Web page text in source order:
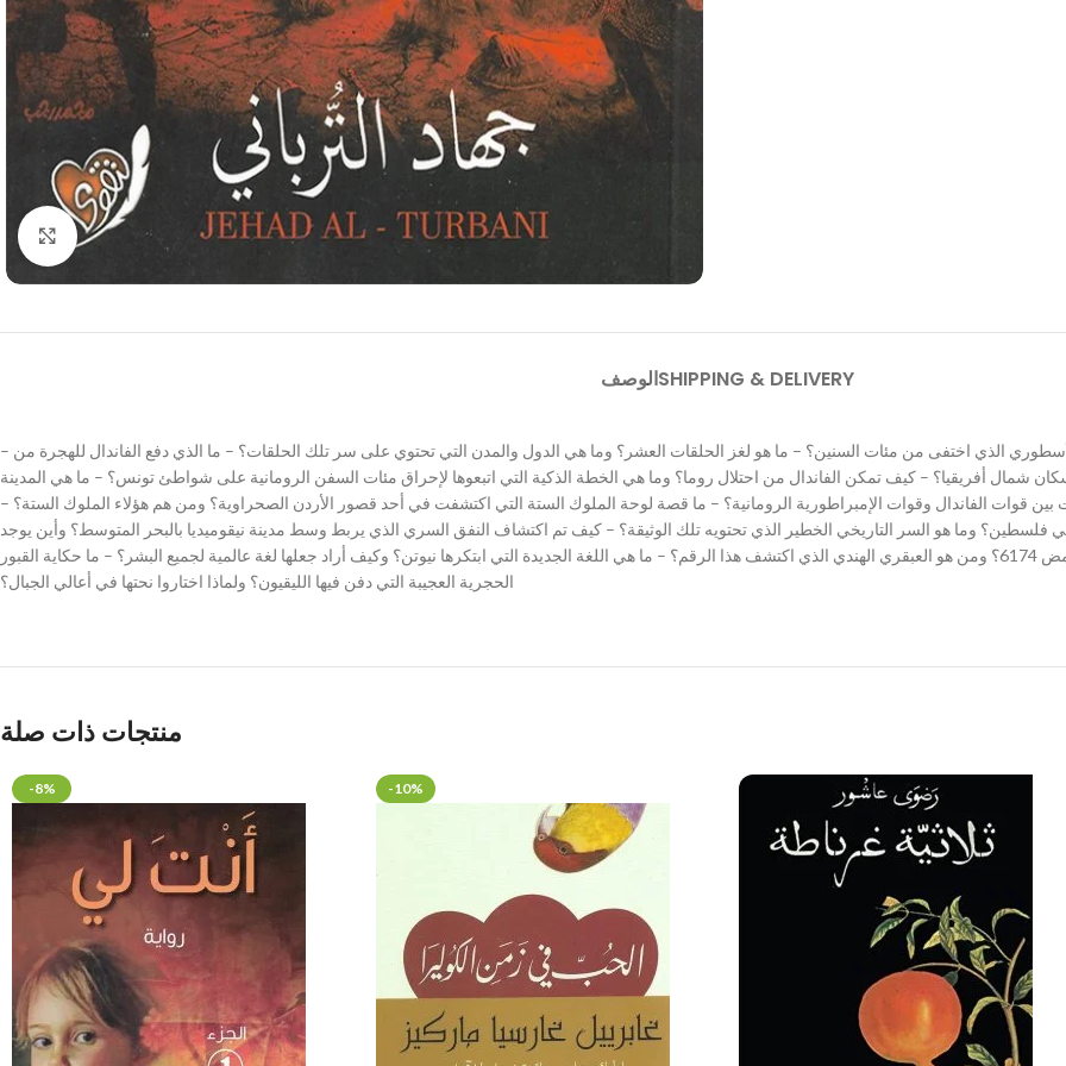
Click to enlarge
الوصفSHIPPING & DELIVERY
– من هم الفاندال؟ وما هي حربهم؟ وما مصير كنزهم الأسطوري الذي اختفى من مئات السنين؟ – ما هو لغز الحلقات العشر؟ وما هي الدول والمدن التي تحتوي على سر تلك الحلقات؟ – ما الذي دفع الفاندال للهجرة من
شمال أفريقيا؟ – كيف تمكن الفاندال من احتلال روما؟ وما هي الخطة الذكية التي اتبعوها لإحراق مئات السفن الرومانية على شواطئ تونس؟ – ما هي المدينة
قوات الفاندال وقوات الإمبراطورية الرومانية؟ – ما قصة لوحة الملوك الستة التي اكتشفت في أحد قصور الأردن الصحراوية؟ ومن هم هؤلاء الملوك الستة؟ –
في فلسطين؟ وما هو السر التاريخي الخطير الذي تحتويه تلك الوثيقة؟ – كيف تم اكتشاف النفق السري الذي يربط وسط مدينة نيقوميديا بالبحر المتوسط؟ وأين يوجد
القصر الغارق المغمور بالمياه؟ – ما هو سر الرقم الغامض 6174؟ ومن هو العبقري الهندي الذي اكتشف هذا الرقم؟ – ما هي اللغة الجديدة التي ابتكرها نيوتن؟ وكيف أراد جعلها لغة عالمية لجميع البشر؟ – ما حكاية القبور
الحجرية العجيبة التي دفن فيها الليقيون؟ ولماذا اختاروا نحتها في أعالي الجبال؟
منتجات ذات صلة
-8% -10%